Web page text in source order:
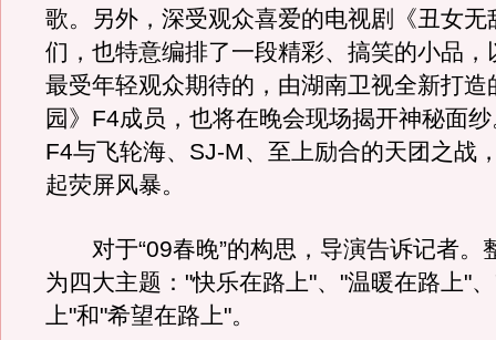
歌。另外，深受观众喜爱的电视剧《丑女无
们，也特意编排了一段精彩、搞笑的小品，
最受年轻观众期待的，由湖南卫视全新打造
园》F4成员，也将在晚会现场揭开神秘面
F4与飞轮海、SJ-M、至上励合的天团之战
起荧屏风暴。
对于“09春晚”的构思，导演告诉记者。
为四大主题："快乐在路上"、"温暖在路上"
上"和"希望在路上"。